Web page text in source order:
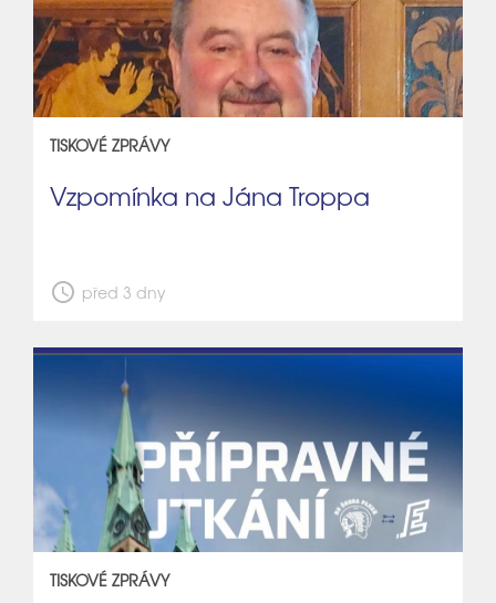
TISKOVÉ ZPRÁVY
Vzpomínka na Jána Troppa
schedule před 3 dny
TISKOVÉ ZPRÁVY